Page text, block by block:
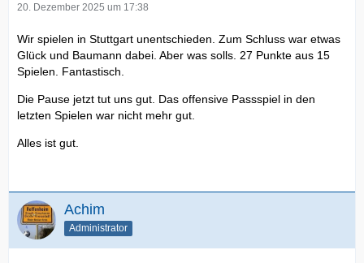
20. Dezember 2025 um 17:38
Wir spielen in Stuttgart unentschieden. Zum Schluss war etwas
Glück und Baumann dabei. Aber was solls. 27 Punkte aus 15
Spielen. Fantastisch.
Die Pause jetzt tut uns gut. Das offensive Passspiel in den
letzten Spielen war nicht mehr gut.
Alles ist gut.
Achim
Administrator